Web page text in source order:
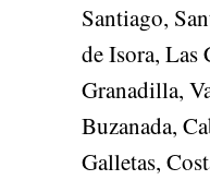
Santiago,
de Isora, Las
Granadilla,
Buzanada,
Galletas,